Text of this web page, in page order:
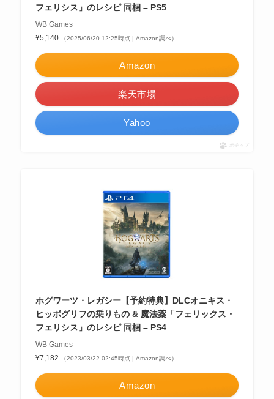
フェリシス」のレシピ 同梱 – PS5
WB Games
¥5,140
（2025/06/20 12:25時点 | Amazon調べ）
Amazon
楽天市場
Yahoo
ポチップ
ホグワーツ・レガシー【予約特典】DLCオニキス・
ヒッポグリフの乗りもの & 魔法薬「フェリックス・
フェリシス」のレシピ 同梱 – PS4
WB Games
¥7,182
（2023/03/22 02:45時点 | Amazon調べ）
Amazon